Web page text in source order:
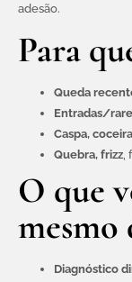
adesão.
Para
Queda
Entradas/
Caspa,
Quebra, frizz,
O que
mesmo
Diagnóstico